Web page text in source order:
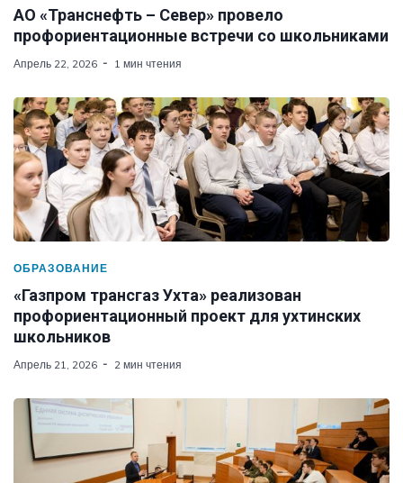
АО «Транснефть – Север» провело
профориентационные встречи со школьниками
Апрель 22, 2026 1 мин чтения
ОБРАЗОВАНИЕ
«Газпром трансгаз Ухта» реализован
профориентационный проект для ухтинских
школьников
Апрель 21, 2026 2 мин чтения